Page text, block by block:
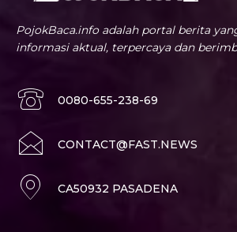
PojokBaca.info adalah portal berita
informasi aktual, terpercaya dan
0080-655-238-69
CONTACT@FAST.NEWS
CA50932 PASADENA